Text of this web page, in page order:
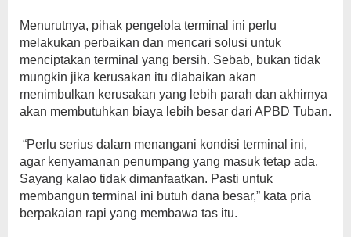
Menurutnya, pihak pengelola terminal ini perlu
melakukan perbaikan dan mencari solusi untuk
menciptakan terminal yang bersih. Sebab, bukan tidak
mungkin jika kerusakan itu diabaikan akan
menimbulkan kerusakan yang lebih parah dan akhirnya
akan membutuhkan biaya lebih besar dari APBD Tuban.
“Perlu serius dalam menangani kondisi terminal ini,
agar kenyamanan penumpang yang masuk tetap ada.
Sayang kalao tidak dimanfaatkan. Pasti untuk
membangun terminal ini butuh dana besar,” kata pria
berpakaian rapi yang membawa tas itu.